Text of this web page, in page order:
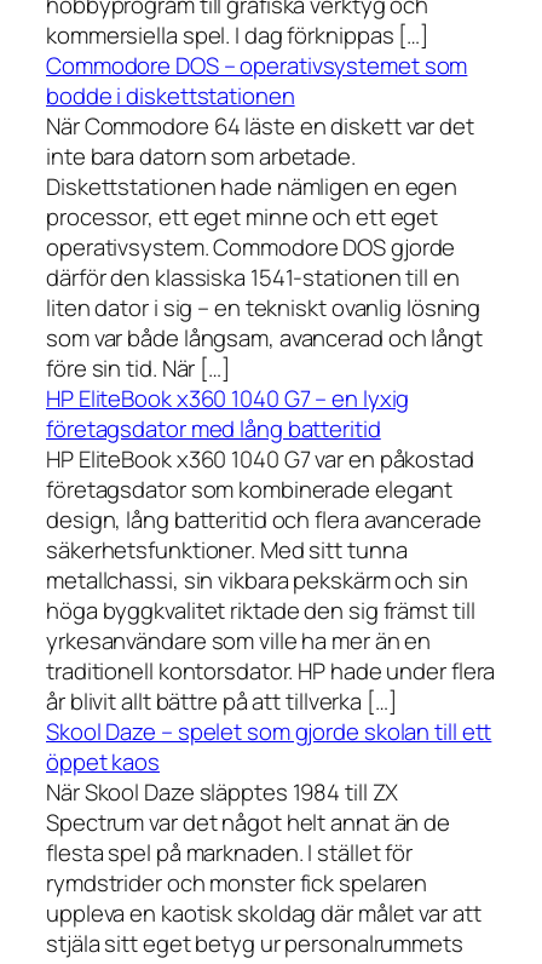
kommersiella spel. I dag förknippas […]
Commodore DOS – operativsystemet som
bodde i diskettstationen
När Commodore 64 läste en diskett var det
inte bara datorn som arbetade.
Diskettstationen hade nämligen en egen
processor, ett eget minne och ett eget
operativsystem. Commodore DOS gjorde
därför den klassiska 1541-stationen till en
liten dator i sig – en tekniskt ovanlig lösning
som var både långsam, avancerad och långt
före sin tid. När […]
HP EliteBook x360 1040 G7 – en lyxig
företagsdator med lång batteritid
HP EliteBook x360 1040 G7 var en påkostad
företagsdator som kombinerade elegant
design, lång batteritid och flera avancerade
säkerhetsfunktioner. Med sitt tunna
metallchassi, sin vikbara pekskärm och sin
höga byggkvalitet riktade den sig främst till
yrkesanvändare som ville ha mer än en
traditionell kontorsdator. HP hade under flera
år blivit allt bättre på att tillverka […]
Skool Daze – spelet som gjorde skolan till ett
öppet kaos
När Skool Daze släpptes 1984 till ZX
Spectrum var det något helt annat än de
flesta spel på marknaden. I stället för
rymdstrider och monster fick spelaren
uppleva en kaotisk skoldag där målet var att
stjäla sitt eget betyg ur personalrummets